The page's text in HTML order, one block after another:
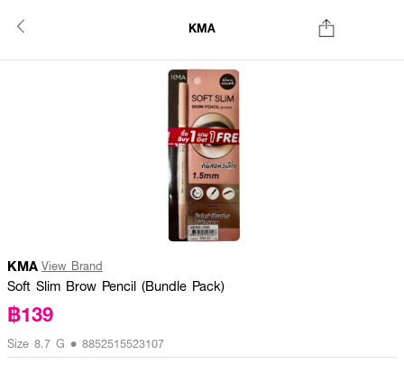
KMA
KMA View Brand
Soft Slim Brow Pencil (Bundle Pack)
฿139
Size 8.7 G • 8852515523107